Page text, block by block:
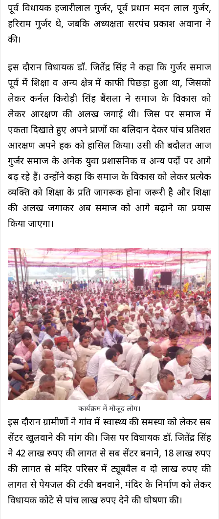
पूर्व विधायक हजारीलाल गुर्जर, पूर्व प्रधान मदन लाल गुर्जर,
हरिराम गुर्जर थे, जबकि अध्यक्षता सरपंच प्रकाश अवाना ने
की।
इस दौरान विधायक डॉ. जितेंद्र सिंह ने कहा कि गुर्जर समाज
पूर्व में शिक्षा व अन्य क्षेत्र में काफी पिछड़ा हुआ था, जिसको
लेकर कर्नल किरोड़ी सिंह बैंसला ने समाज के विकास को
लेकर आरक्षण की अलख जगाई थी। जिस पर समाज में
एकता दिखाते हुए अपने प्राणों का बलिदान देकर पांच प्रतिशत
आरक्षण अपने हक को हासिल किया। उसी की बदौलत आज
गुर्जर समाज के अनेक युवा प्रशासनिक व अन्य पदों पर आगे
बढ़ रहे हैं। उन्होंने कहा कि समाज के विकास को लेकर प्रत्येक
व्यक्ति को शिक्षा के प्रति जागरूक होना जरूरी है और शिक्षा
की अलख जगाकर अब समाज को आगे बढ़ाने का प्रयास
किया जाएगा।
कार्यक्रम में मौजूद लोग।
इस दौरान ग्रामीणों ने गांव में स्वास्थ्य की समस्या को लेकर सब
सेंटर खुलवाने की मांग की। जिस पर विधायक डॉ. जितेंद्र सिंह
ने 42 लाख रुपए की लागत से सब सेंटर बनाने, 18 लाख रुपए
की लागत से मंदिर परिसर में ट्यूबवैल व दो लाख रुपए की
लागत से पेयजल की टंकी बनवाने, मंदिर के निर्माण को लेकर
विधायक कोटे से पांच लाख रुपए देने की घोषणा की।